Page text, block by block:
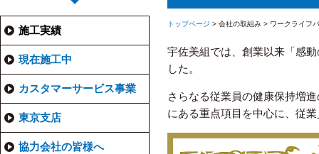
施工実績
現在施工中
カスタマーサービス事業
東京支店
協力会社の皆様へ
トップページ > 会社の取組み > ワークライフ
宇佐美組では、創業以来「感
した。
さらなる従業員の健康保持増
にある重点項目を中心に、従